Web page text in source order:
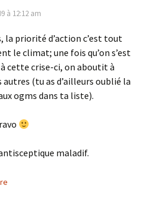
à 12:12 am
la priorité d’action c’est tout
le climat; une fois qu’on s’est
cette crise-ci, on aboutit à
(tu as d’ailleurs oublié la
ogms dans ta liste).
maladif.